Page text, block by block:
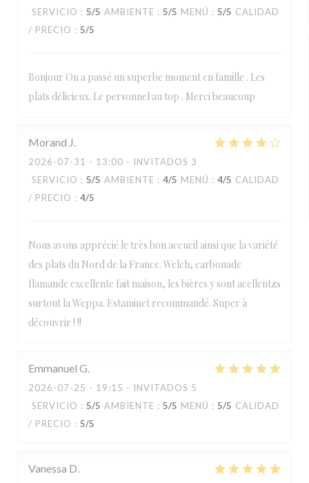
SERVICIO : 5/5 AMBIENTE : 5/5 MENÚ : 5/5 CALIDAD
/ PRECIO : 5/5
Bonjour On a passé un superbe moment en famille . Les
plats délicieux. Le personnel au top . Merci beaucoup
Morand J
2026-07-31 - 13:00 - INVITADOS 3
SERVICIO : 5/5 AMBIENTE : 4/5 MENÚ : 4/5 CALIDAD
/ PRECIO : 4/5
Nous avons apprécié le très bon accueil ainsi que la variété
des plats du Nord de la France. Welch, carbonade
flamande excellente fait maison, les bières y sont acellentzs
surtout la Weppa. Estaminet recommandé. Super à
découvrir ! !!
Emmanuel G
2026-07-25 - 19:15 - INVITADOS 5
SERVICIO : 5/5 AMBIENTE : 5/5 MENÚ : 5/5 CALIDAD
/ PRECIO : 5/5
Vanessa D